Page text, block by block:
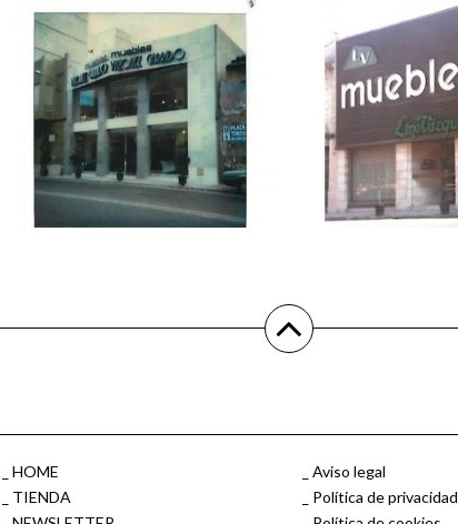
HOME
TIENDA
Aviso legal
Política de privacidad